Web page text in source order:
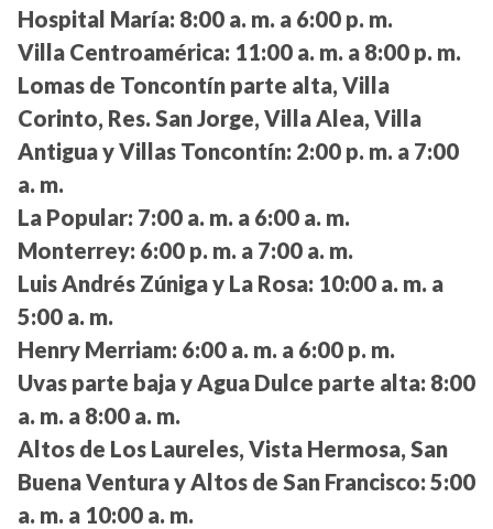
Hospital María: 8:00 a. m. a 6:00 p. m.
Villa Centroamérica: 11:00 a. m. a 8:00 p. m.
Lomas de Toncontín parte alta, Villa
Corinto, Res. San Jorge, Villa Alea, Villa
Antigua y Villas Toncontín: 2:00 p. m. a 7:00
a. m.
La Popular: 7:00 a. m. a 6:00 a. m.
Monterrey: 6:00 p. m. a 7:00 a. m.
Luis Andrés Zúniga y La Rosa: 10:00 a. m. a
5:00 a. m.
Henry Merriam: 6:00 a. m. a 6:00 p. m.
Uvas parte baja y Agua Dulce parte alta: 8:00
a. m. a 8:00 a. m.
Altos de Los Laureles, Vista Hermosa, San
Buena Ventura y Altos de San Francisco: 5:00
a. m. a 10:00 a. m.